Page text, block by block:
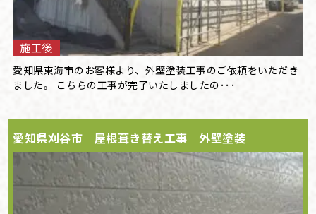
施工後
愛知県東海市のお客様より、外壁塗装工事のご依頼をいただき
ました。 こちらの工事が完了いたしましたの･･･
愛知県刈谷市 屋根葺き替え工事 外壁塗装